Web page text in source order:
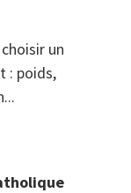
un
: poids,